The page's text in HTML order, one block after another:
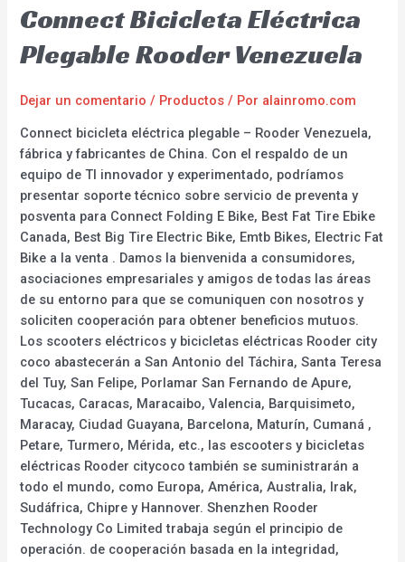
Connect Bicicleta Eléctrica
Plegable Rooder Venezuela
Dejar un comentario / Productos / Por alainromo.com
Connect bicicleta eléctrica plegable – Rooder Venezuela,
fábrica y fabricantes de China. Con el respaldo de un
equipo de TI innovador y experimentado, podríamos
presentar soporte técnico sobre servicio de preventa y
posventa para Connect Folding E Bike, Best Fat Tire Ebike
Canada, Best Big Tire Electric Bike, Emtb Bikes, Electric Fat
Bike a la venta . Damos la bienvenida a consumidores,
asociaciones empresariales y amigos de todas las áreas
de su entorno para que se comuniquen con nosotros y
soliciten cooperación para obtener beneficios mutuos.
Los scooters eléctricos y bicicletas eléctricas Rooder city
coco abastecerán a San Antonio del Táchira, Santa Teresa
del Tuy, San Felipe, Porlamar San Fernando de Apure,
Tucacas, Caracas, Maracaibo, Valencia, Barquisimeto,
Maracay, Ciudad Guayana, Barcelona, Maturín, Cumaná ,
Petare, Turmero, Mérida, etc., las escooters y bicicletas
eléctricas Rooder citycoco también se suministrarán a
todo el mundo, como Europa, América, Australia, Irak,
Sudáfrica, Chipre y Hannover. Shenzhen Rooder
Technology Co Limited trabaja según el principio de
operación. de cooperación basada en la integridad,